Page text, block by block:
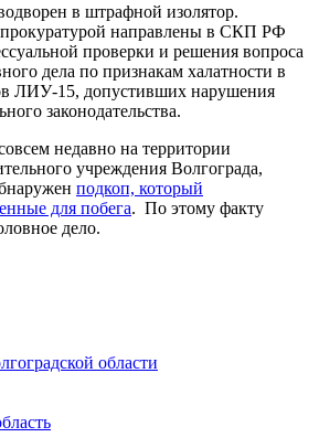
в штрафной изолятор.
направлены в СКП РФ
проверки и решения вопроса
дела по признакам халатности в
ЛИУ-15, допустивших нарушения
законодательства.
недавно на территории
учреждения Волгограда,
подкоп, который
для побега. По этому факту
дело.
области